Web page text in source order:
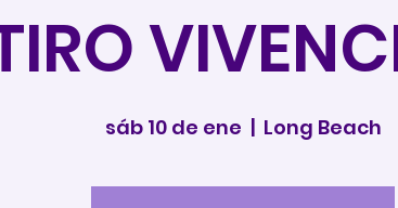
sáb 10 de ene
  |
Long Beach